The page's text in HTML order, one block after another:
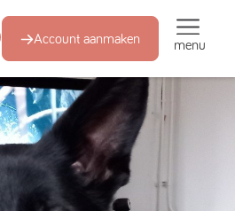
Account aanmaken menu